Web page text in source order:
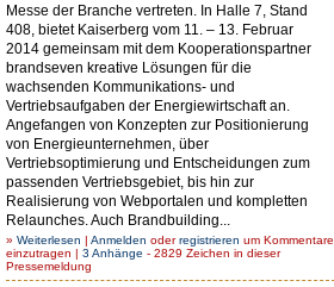
Messe der Branche vertreten. In Halle 7, Stand
408, bietet Kaiserberg vom 11. – 13. Februar
2014 gemeinsam mit dem Kooperationspartner
brandseven kreative Lösungen für die
wachsenden Kommunikations- und
Vertriebsaufgaben der Energiewirtschaft an.
Angefangen von Konzepten zur Positionierung
von Energieunternehmen, über
Vertriebsoptimierung und Entscheidungen zum
passenden Vertriebsgebiet, bis hin zur
Realisierung von Webportalen und kompletten
Relaunches. Auch Brandbuilding...
» Weiterlesen | Anmelden oderregistrieren um Kommentare
einzutragen | 3 Anhänge - 2829 Zeichen in dieser
Pressemeldung